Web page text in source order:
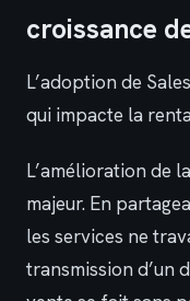
croissance
L’adoption de
qui impacte la
L’amélioration de
majeur. En
les services ne
transmission d’un